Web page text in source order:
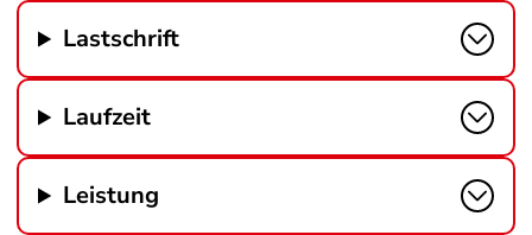
Lastschrift
Laufzeit
Leistung